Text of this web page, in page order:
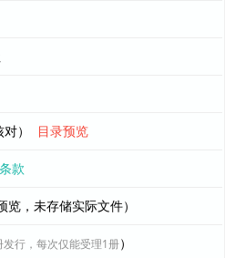
对） 目录预览
款
，未存储实际文件）
发行，每次仅能受理1册）